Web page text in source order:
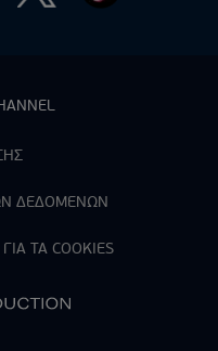
ΔΕΔΟΜΕΝΩΝ
ΤΑ COOKIES